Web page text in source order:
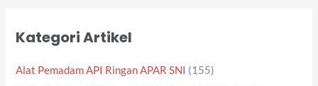
Kategori Artikel
Alat Pemadam API Ringan APAR SNI (155)